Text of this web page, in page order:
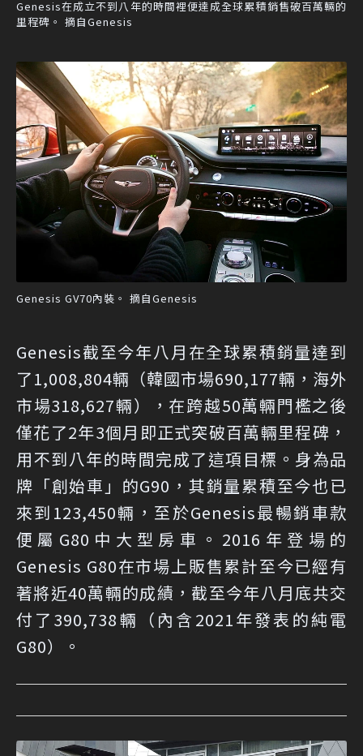
Genesis在成立不到八年的時間裡便達成全球累積銷售破百萬輛的
里程碑。 摘自Genesis
Genesis GV70內裝。 摘自Genesis
Genesis截至今年八月在全球累積銷量達到
了1,008,804輛（韓國市場690,177輛，海外
市場318,627輛），在跨越50萬輛門檻之後
僅花了2年3個月即正式突破百萬輛里程碑，
用不到八年的時間完成了這項目標。身為品
牌「創始車」的G90，其銷量累積至今也已
來到123,450輛，至於Genesis最暢銷車款
便屬G80中大型房車。2016年登場的
Genesis G80在市場上販售累計至今已經有
著將近40萬輛的成績，截至今年八月底共交
付了390,738輛（內含2021年發表的純電
G80）。